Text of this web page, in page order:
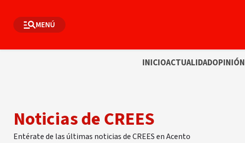
MENÚ
INICIOACTUALIDADOPINIÓN
Noticias de CREES
Entérate de las últimas noticias de CREES en Acento